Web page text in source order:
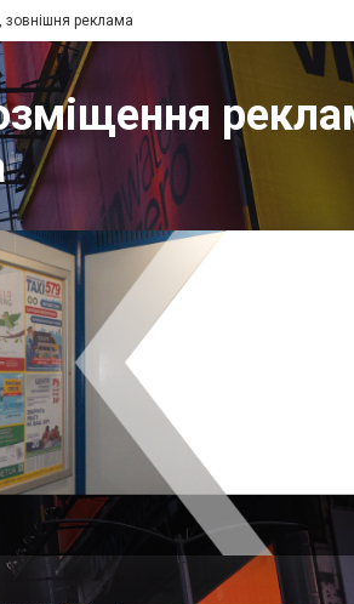
зовнішня реклама